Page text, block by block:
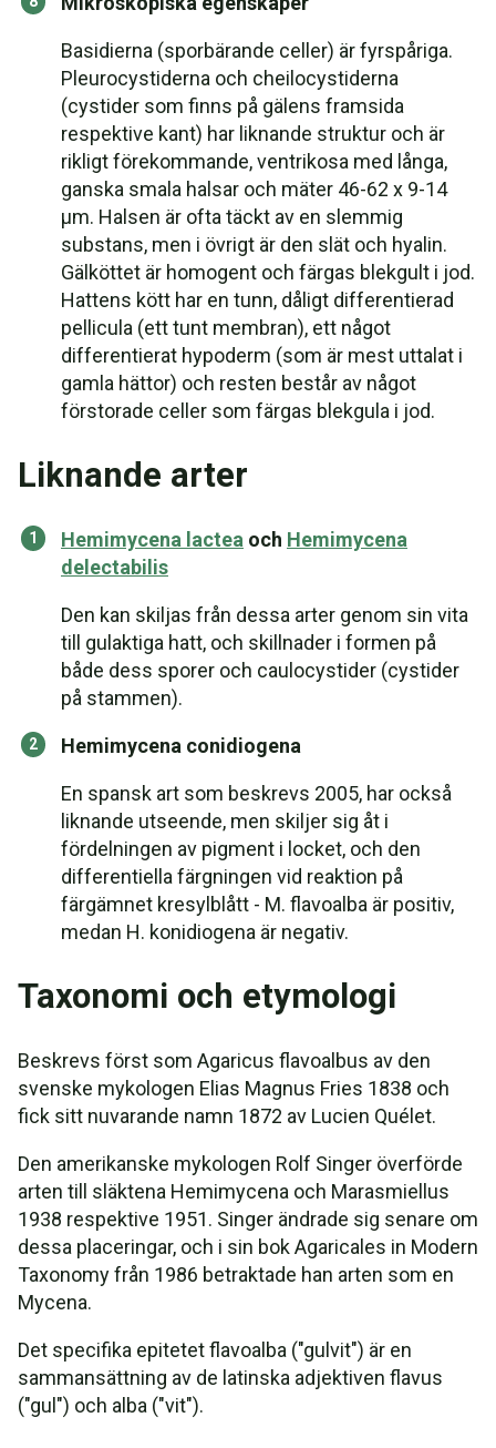
Basidierna (sporbärande celler) är fyrspåriga.
Pleurocystiderna och cheilocystiderna
(cystider som finns på gälens framsida
respektive kant) har liknande struktur och är
rikligt förekommande, ventrikosa med långa,
ganska smala halsar och mäter 46-62 x 9-14
μm. Halsen är ofta täckt av en slemmig
substans, men i övrigt är den slät och hyalin.
Gälköttet är homogent och färgas blekgult i jod.
Hattens kött har en tunn, dåligt differentierad
pellicula (ett tunt membran), ett något
differentierat hypoderm (som är mest uttalat i
gamla hättor) och resten består av något
förstorade celler som färgas blekgula i jod.
Liknande arter
Hemimycena lactea och Hemimycena
delectabilis
Den kan skiljas från dessa arter genom sin vita
till gulaktiga hatt, och skillnader i formen på
både dess sporer och caulocystider (cystider
på stammen).
Hemimycena conidiogena
En spansk art som beskrevs 2005, har också
liknande utseende, men skiljer sig åt i
fördelningen av pigment i locket, och den
differentiella färgningen vid reaktion på
färgämnet kresylblått - M. flavoalba är positiv,
medan H. konidiogena är negativ.
Taxonomi och etymologi
Beskrevs först som Agaricus flavoalbus av den
svenske mykologen Elias Magnus Fries 1838 och
fick sitt nuvarande namn 1872 av Lucien Quélet.
Den amerikanske mykologen Rolf Singer överförde
arten till släktena Hemimycena och Marasmiellus
1938 respektive 1951. Singer ändrade sig senare om
dessa placeringar, och i sin bok Agaricales in Modern
Taxonomy från 1986 betraktade han arten som en
Mycena.
Det specifika epitetet flavoalba ("gulvit") är en
sammansättning av de latinska adjektiven flavus
("gul") och alba ("vit").